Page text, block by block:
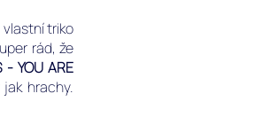
triko
rád, že
- YOU ARE
jak hrachy.